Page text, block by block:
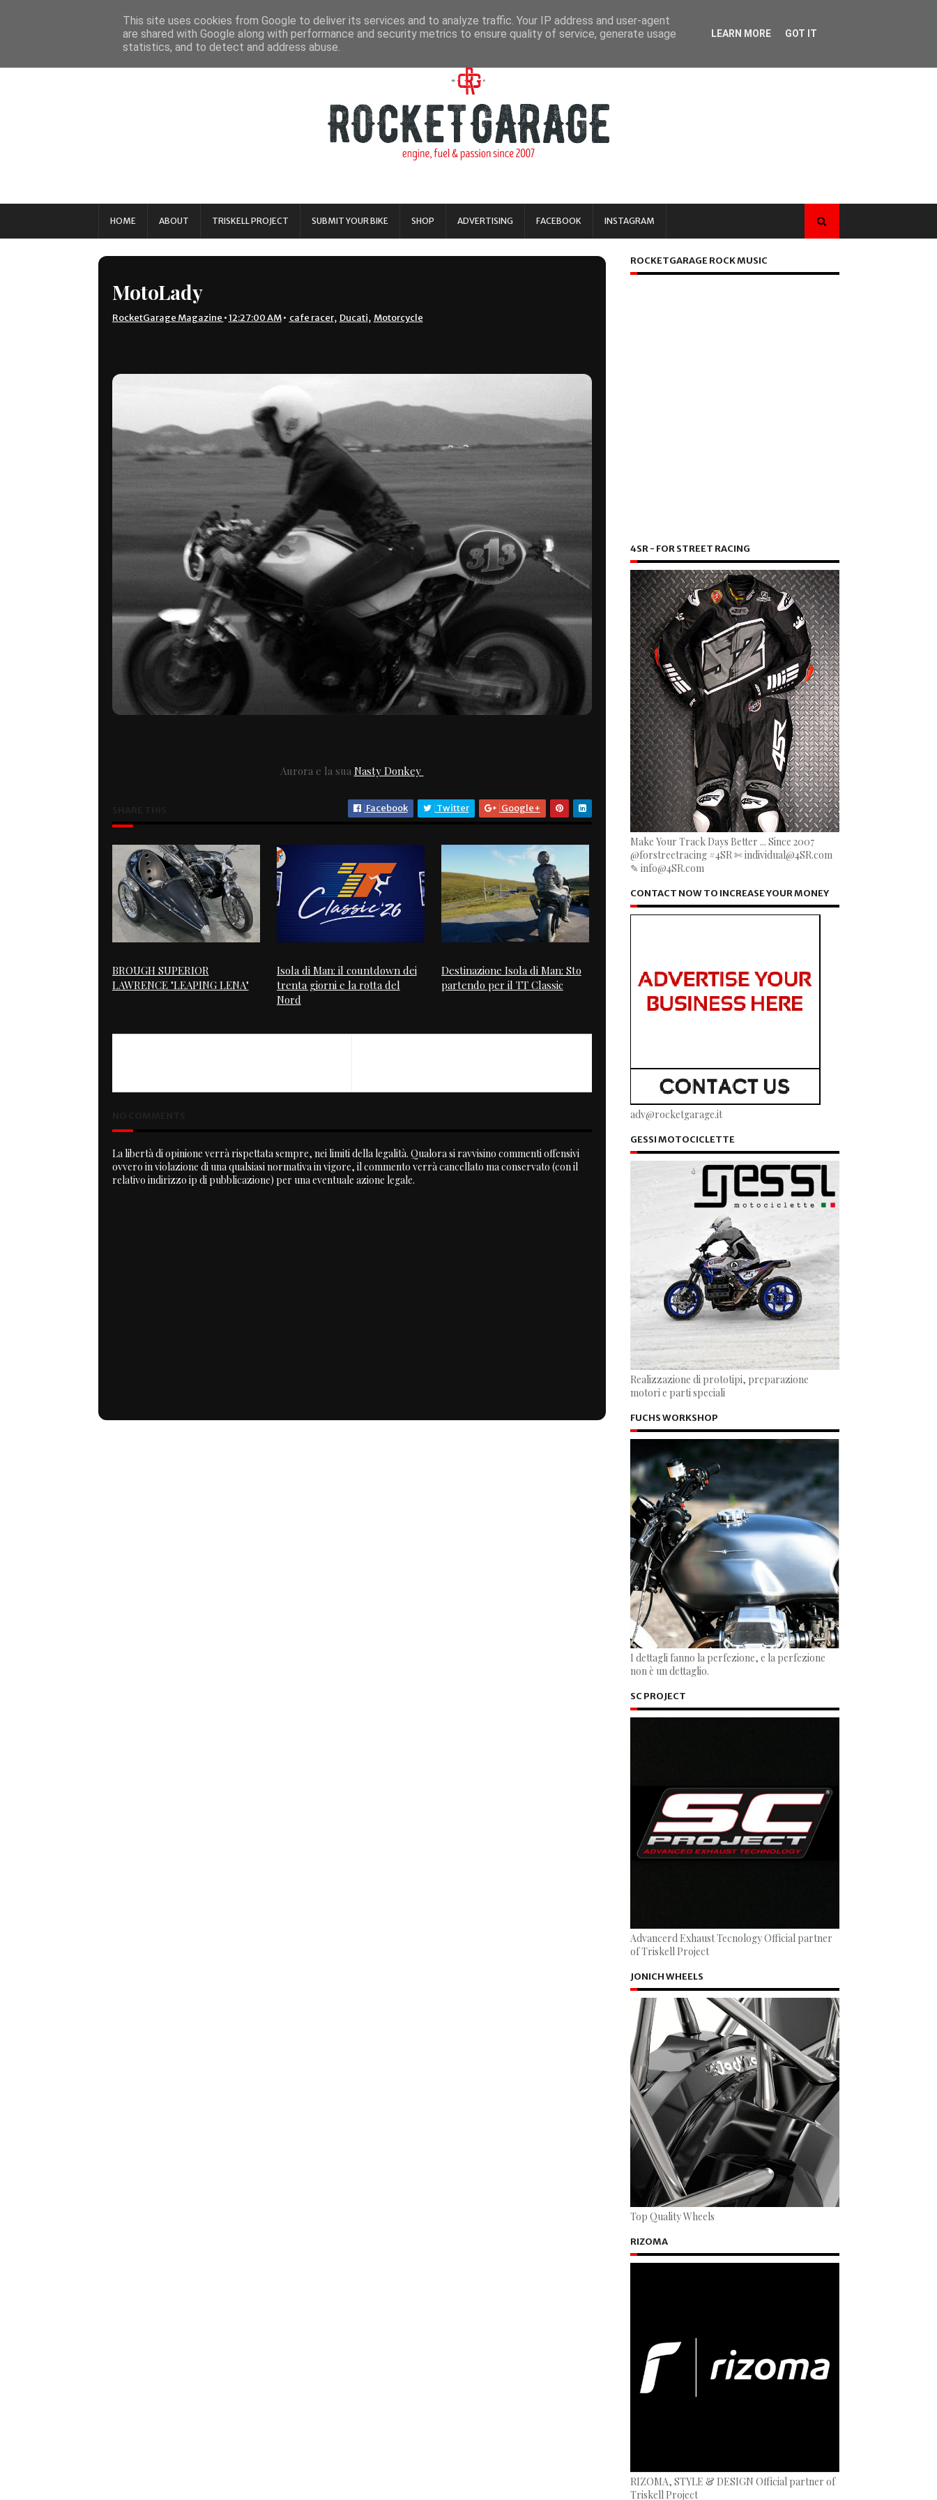
HOME ABOUT TRISKELL PROJECT SUBMIT YOUR BIKE SHOP ADVERTISING FACEBOOK INSTAGRAM
MotoLady
RocketGarage Magazine •12:27:00 AM • cafe racer, Ducati, Motorcycle
Aurora e la sua Nasty Donkey
Facebook Twitter Google+
BROUGH SUPERIOR
LAWRENCE "LEAPING LENA"
Isola di Man: il countdown dei
trenta giorni e la rotta del
Nord
Destinazione Isola di Man: Sto
partendo per il TT Classic
La libertà di opinione verrà rispettata sempre, nei limiti della legalità. Qualora si ravvisino commenti offensivi
ovvero in violazione di una qualsiasi normativa in vigore, il commento verrà cancellato ma conservato (con il
relativo indirizzo ip di pubblicazione) per una eventuale azione legale.
ROCKETGARAGE ROCK MUSIC
4SR - FOR STREET RACING
Make Your Track Days Better ... Since 2007
@forstreetracing #4SR ✄ individual@4SR.com
✎ info@4SR.com
CONTACT NOW TO INCREASE YOUR MONEY
adv@rocketgarage.it
GESSI MOTOCICLETTE
Realizzazione di prototipi, preparazione
motori e parti speciali
FUCHS WORKSHOP
I dettagli fanno la perfezione, e la perfezione
non è un dettaglio.
SC PROJECT
Advancerd Exhaust Tecnology Official partner
of Triskell Project
JONICH WHEELS
Top Quality Wheels
RIZOMA
RIZOMA, STYLE & DESIGN Official partner of
Triskell Project
This site uses cookies from Google to deliver its services and to analyze traffic. Your IP address and user-agent
are shared with Google along with performance and security metrics to ensure quality of service, generate usage
statistics, and to detect and address abuse.
LEARN MORE GOT IT